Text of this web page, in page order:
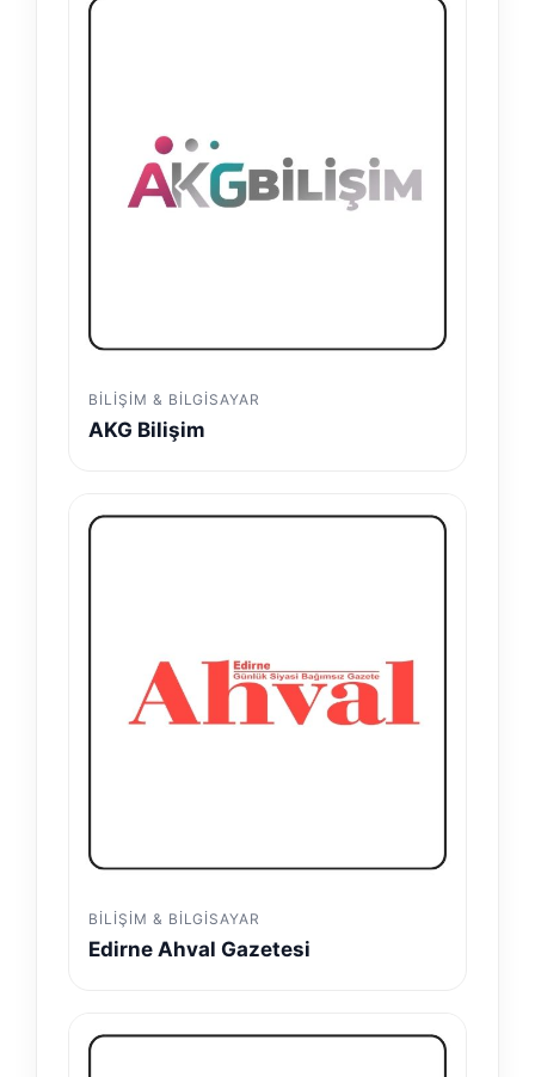
BILIŞIM & BILGISAYAR
AKG Bilişim
BILIŞIM & BILGISAYAR
Edirne Ahval Gazetesi